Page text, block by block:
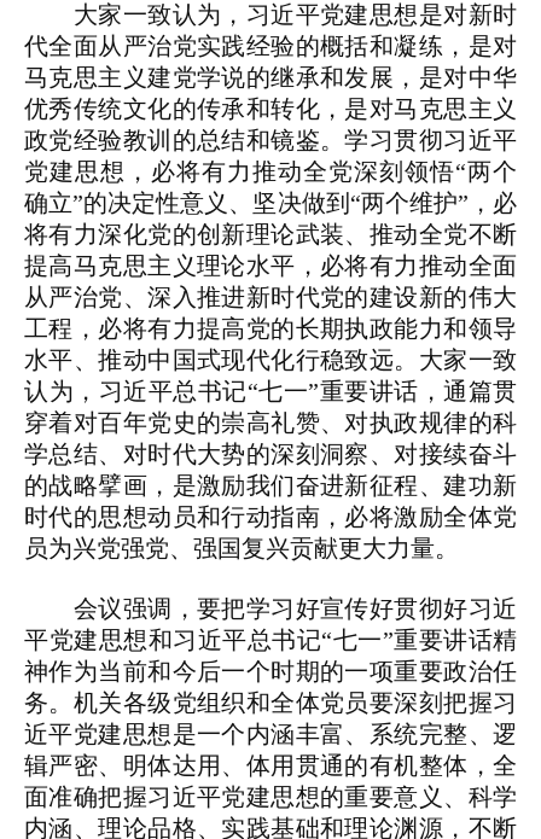
大家一致认为，习近平党建思想是对新时
代全面从严治党实践经验的概括和凝练，是对
马克思主义建党学说的继承和发展，是对中华
优秀传统文化的传承和转化，是对马克思主义
政党经验教训的总结和镜鉴。学习贯彻习近平
党建思想，必将有力推动全党深刻领悟“两个
确立”的决定性意义、坚决做到“两个维护”，必
将有力深化党的创新理论武装、推动全党不断
提高马克思主义理论水平，必将有力推动全面
从严治党、深入推进新时代党的建设新的伟大
工程，必将有力提高党的长期执政能力和领导
水平、推动中国式现代化行稳致远。大家一致
认为，习近平总书记“七一”重要讲话，通篇贯
穿着对百年党史的崇高礼赞、对执政规律的科
学总结、对时代大势的深刻洞察、对接续奋斗
的战略擘画，是激励我们奋进新征程、建功新
时代的思想动员和行动指南，必将激励全体党
员为兴党强党、强国复兴贡献更大力量。
会议强调，要把学习好宣传好贯彻好习近
平党建思想和习近平总书记“七一”重要讲话精
神作为当前和今后一个时期的一项重要政治任
务。机关各级党组织和全体党员要深刻把握习
近平党建思想是一个内涵丰富、系统完整、逻
辑严密、明体达用、体用贯通的有机整体，全
面准确把握习近平党建思想的重要意义、科学
内涵、理论品格、实践基础和理论渊源，不断